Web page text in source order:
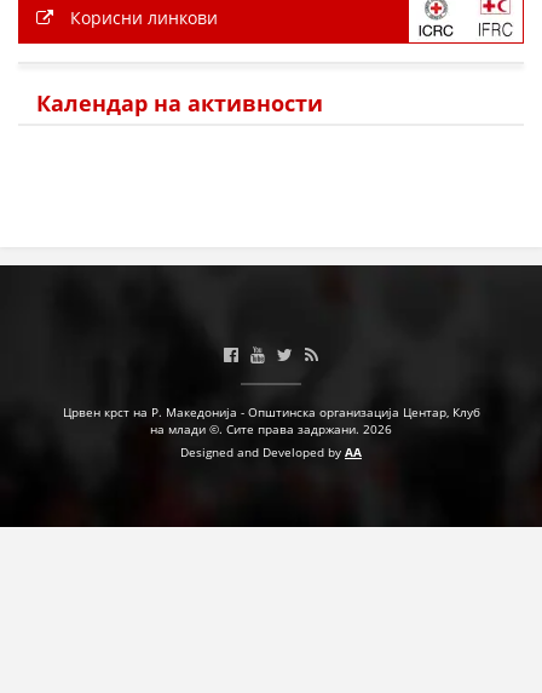
ПРИРАЧНИЦИ
ПРЕЗЕНТАЦИИ
Корисни линкови
Календар на активности
Црвен крст на Р. Македонија - Општинска организација Центар, Клуб
на млади ©. Сите права задржани. 2026
Designed and Developed by AA